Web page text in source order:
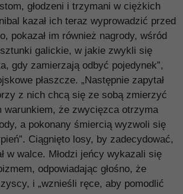
głodzeni i trzymani w ciężkich
kazał ich teraz wyprowadzić przed
pokazał im również nagrody, wśród
galickie, w jakie zwykli się
gdy zamierzają odbyć pojedynek”,
płaszcze. „Następnie zapytał
z nich chcą się ze sobą zmierzyć
warunkiem, że zwycięzca otrzyma
a pokonany śmiercią wyzwoli się
Ciągnięto losy, by zadecydować,
w walce. Młodzi jeńcy wykazali się
odpowiadając głośno, że
i „wznieśli ręce, aby pomodlić